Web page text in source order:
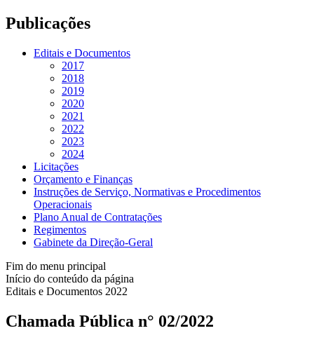
Publicações
Editais e Documentos
2017
2018
2019
2020
2021
2022
2023
2024
Licitações
Orçamento e Finanças
Instruções de Serviço, Normativas e Procedimentos
Operacionais
Plano Anual de Contratações
Regimentos
Gabinete da Direção-Geral
Fim do menu principal
Início do conteúdo da página
Editais e Documentos 2022
Chamada Pública n° 02/2022